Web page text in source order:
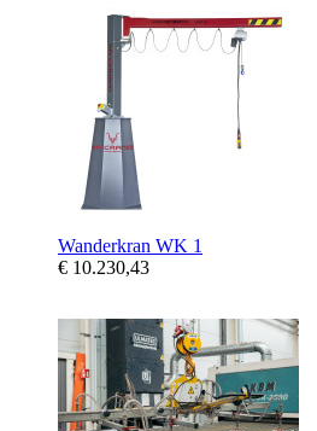
Wanderkran WK 1
€ 10.230,43